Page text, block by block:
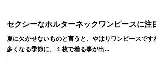
セクシーなホルターネックワンピースに注
夏に欠かせないものと言うと、やはりワンピースです
多くなる季節に、１枚で着る事が出...